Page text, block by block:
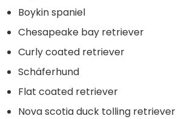
Boykin spaniel
Chesapeake bay retriever
Curly coated retriever
Schäferhund
Flat coated retriever
Nova scotia duck tolling retriever